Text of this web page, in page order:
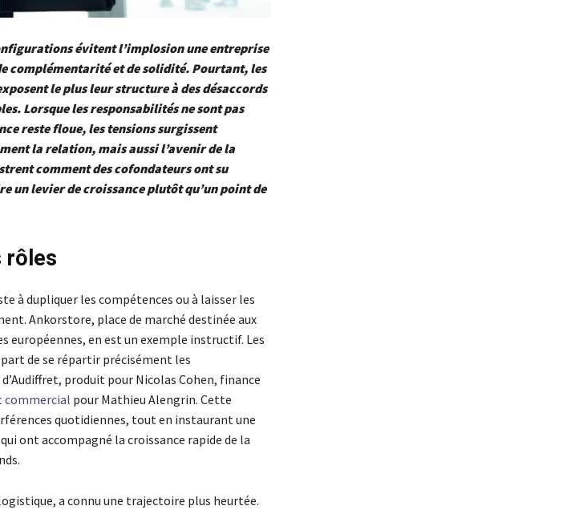
évitent l’implosion une entreprise
complémentarité et de solidité. Pourtant, les
le plus leur structure à des désaccords
Lorsque les responsabilités ne sont pas
reste floue, les tensions surgissent
la relation, mais aussi l’avenir de la
comment des cofondateurs ont su
levier de croissance plutôt qu’un point de
rôles
à dupliquer les compétences ou à laisser les
Ankorstore, place de marché destinée aux
européennes, en est un exemple instructif. Les
de se répartir précisément les
produit pour Nicolas Cohen, finance
commercial pour Mathieu Alengrin. Cette
quotidiennes, tout en instaurant une
ont accompagné la croissance rapide de la
a connu une trajectoire plus heurtée.